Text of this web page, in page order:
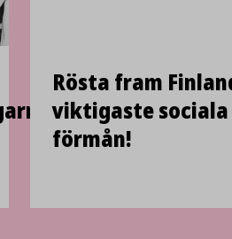
Rösta fram
viktigaste sociala
förmån!